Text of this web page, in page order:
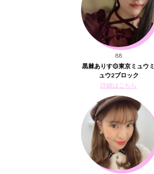
88
黒棘ありす۞東京ミュウミ
ュウ2ブロック
詳細はこちら